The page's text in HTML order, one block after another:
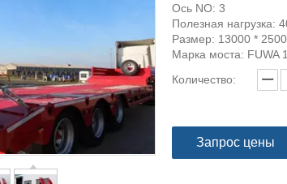
Ось NO: 3
Полезная нагрузка:
Размер: 13000 *
Марка моста: FUWA
Количество:
Запрос цены